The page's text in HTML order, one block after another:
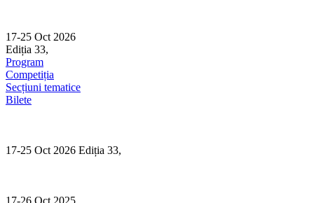
content
17-25 Oct 2026
Ediția 33,
Program
Competiția
Secțiuni tematice
Bilete
17-25 Oct 2026 Ediția 33,
17-26 Oct 2025